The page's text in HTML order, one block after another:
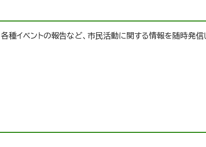
種イベントの報告など、市民活動に関する情報を随時発信